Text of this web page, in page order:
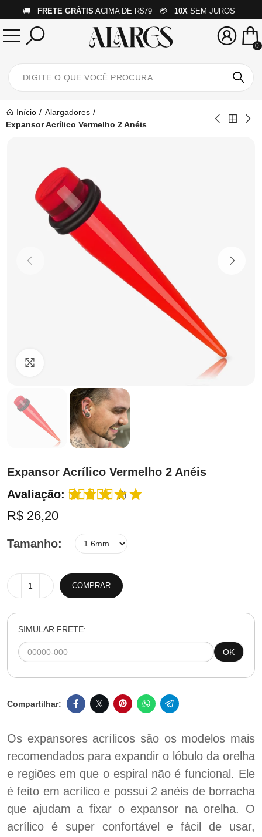
🚚 FRETE GRÁTIS ACIMA DE R$79 💳 10X SEM JUROS
0
Início
Alargadores
Expansor Acrílico Vermelho 2 Anéis
Expansor Acrílico Vermelho 2 Anéis
Avaliação:
(1)
R$ 26,20
Tamanho
COMPRAR
SIMULAR FRETE:
OK
Os expansores acrílicos são os modelos mais
recomendados para expandir o lóbulo da orelha
e regiões em que o espiral não é funcional. Ele
é feito em acrílico e possui 2 anéis de borracha
que ajudam a fixar o expansor na orelha. O
acrílico é super confortável e fácil de usar,